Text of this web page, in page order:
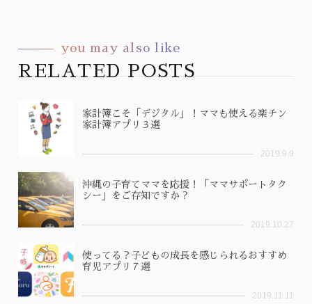
you may also like
RELATED POSTS
家計簿こそ「デジタル」！ママも使える楽チン
家計簿アプリ３選
2019.9.9
沖縄の子育てママを応援！「ママサポートタク
シー」をご存知ですか？
2019.10.27
使ってる？子どもの成長を感じられるおすすめ
育児アプリ７選
2019.11.11